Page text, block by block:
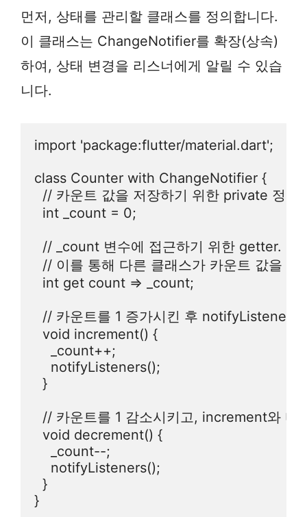
먼저, 상태를 관리할 클래스를 정의합니다.
이 클래스는 ChangeNotifier를 확장(상속)
하여, 상태 변경을 리스너에게 알릴 수 있습
니다.
import 'package:flutter/material.dart';
class Counter with ChangeNotifier {
// 카운트 값을 저장하기 위한 private 정수
  int _count = 0;
  // _count 변수에 접근하기 위한 getter.
// 이를 통해 다른 클래스가 카운트 값을
  int get count => _count;
// 카운트를 1 증가시킨 후
  void increment() {
    _count++;
    notifyListeners();
  }
// 카운트를 1 감소시키고, increment와
  void decrement() {
    _count--;
    notifyListeners();
  }
}